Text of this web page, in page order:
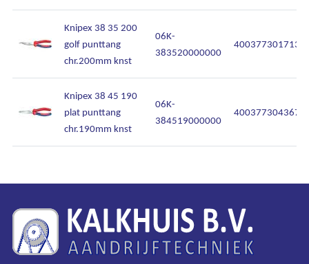
Knipex 38 35 200
golf punttang
chr.200mm knst
06K-
383520000000
4003773017134
Knipex 38 45 190
plat punttang
chr.190mm knst
06K-
384519000000
4003773043676